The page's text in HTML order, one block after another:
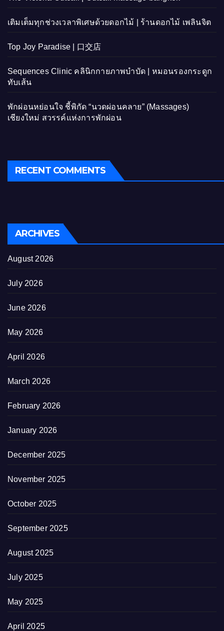
เติมเต็มทุกช่วงเวลาพิเศษด้วยดอกไม้ | ร้านดอกไม้ เพลินจิต
Top Joy Paradise | 口交店
Sequences Clinic คลินิกกายภาพบำบัด | หมอนรองกระดูก
ทับเส้น
พักผ่อนหย่อนใจ ชี้พิกัด “นวดผ่อนคลาย” (Massages)
เชียงใหม่ สวรรค์แห่งการพักผ่อน
RECENT COMMENTS
ARCHIVES
August 2026
July 2026
June 2026
May 2026
April 2026
March 2026
February 2026
January 2026
December 2025
November 2025
October 2025
September 2025
August 2025
July 2025
May 2025
April 2025